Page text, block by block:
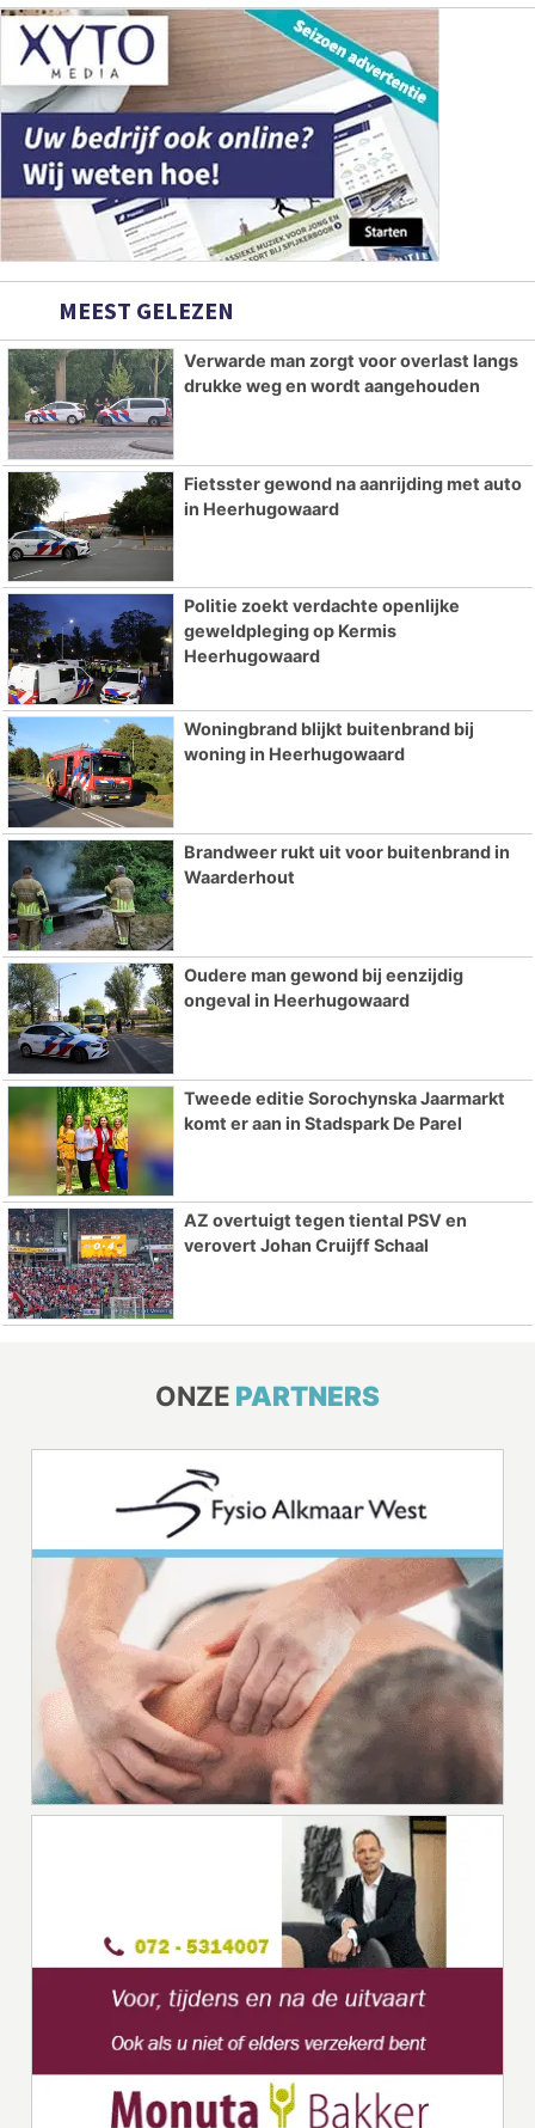
MEEST GELEZEN
Verwarde man zorgt voor overlast langs
drukke weg en wordt aangehouden
Fietsster gewond na aanrijding met auto
in Heerhugowaard
Politie zoekt verdachte openlijke
geweldpleging op Kermis
Heerhugowaard
Woningbrand blijkt buitenbrand bij
woning in Heerhugowaard
Brandweer rukt uit voor buitenbrand in
Waarderhout
Oudere man gewond bij eenzijdig
ongeval in Heerhugowaard
Tweede editie Sorochynska Jaarmarkt
komt er aan in Stadspark De Parel
AZ overtuigt tegen tiental PSV en
verovert Johan Cruijff Schaal
ONZE PARTNERS